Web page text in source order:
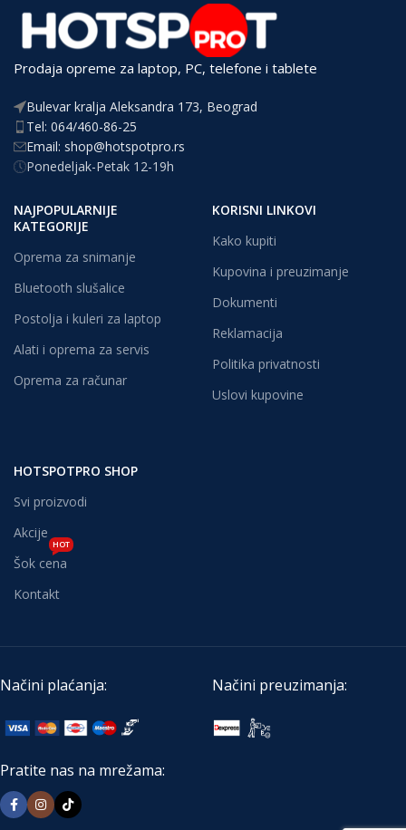
Prodaja opreme za laptop, PC, telefone i tablete
Bulevar kralja Aleksandra 173, Beograd
Tel: 064/460-86-25
Email: shop@hotspotpro.rs
Ponedeljak-Petak 12-19h
NAJPOPULARNIJE
KATEGORIJE
Oprema za snimanje
Bluetooth slušalice
Postolja i kuleri za laptop
Alati i oprema za servis
Oprema za računar
KORISNI LINKOVI
Kako kupiti
Kupovina i preuzimanje
Dokumenti
Reklamacija
Politika privatnosti
Uslovi kupovine
HOTSPOTPRO SHOP
Svi proizvodi
Akcije
Šok cena
HOT
Kontakt
Načini plaćanja: Načini preuzimanja:
Pratite nas na mrežama: